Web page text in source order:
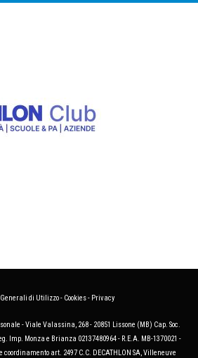
di Utilizzo- Cookies- Privacy
- Viale Valassina, 268 - 20851 Lissone (MB) Cap. Soc.
Imp. Monza e Brianza 02137480964 - R.E.A. MB-1370021 -
coordinamento art. 2497 C.C. DECATHLON SA, Villeneuve